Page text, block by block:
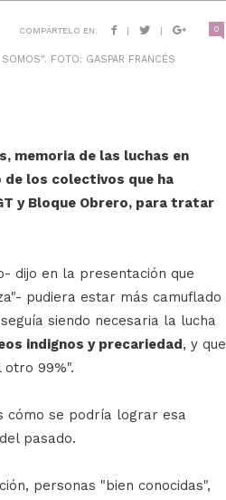
COMPÁRTELO EN: | | 0
FOTO: GASPAR FRANCÉS
memoria de las luchas en
los colectivos que ha
y Bloque Obrero, para tratar
dijo en la presentación que
pudiera estar más camuflado
siendo necesaria la lucha
indignos y precariedad, y que
99%".
cómo se podría lograr esa
pasado.
personas "bien conocidas",